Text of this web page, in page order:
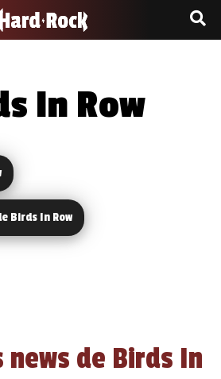
In Row
Birds In Row
news de Birds In